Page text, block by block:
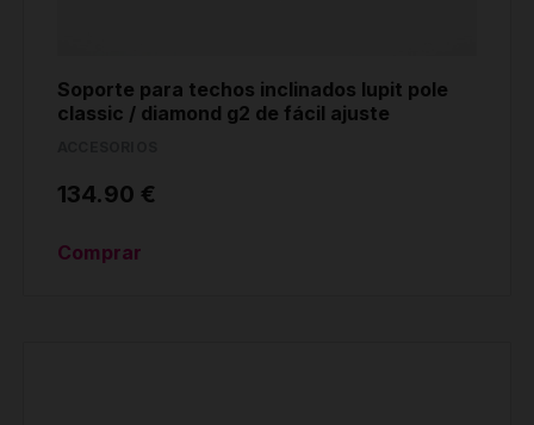
Soporte para techos inclinados lupit pole
classic / diamond g2 de fácil ajuste
134.90 €
Comprar